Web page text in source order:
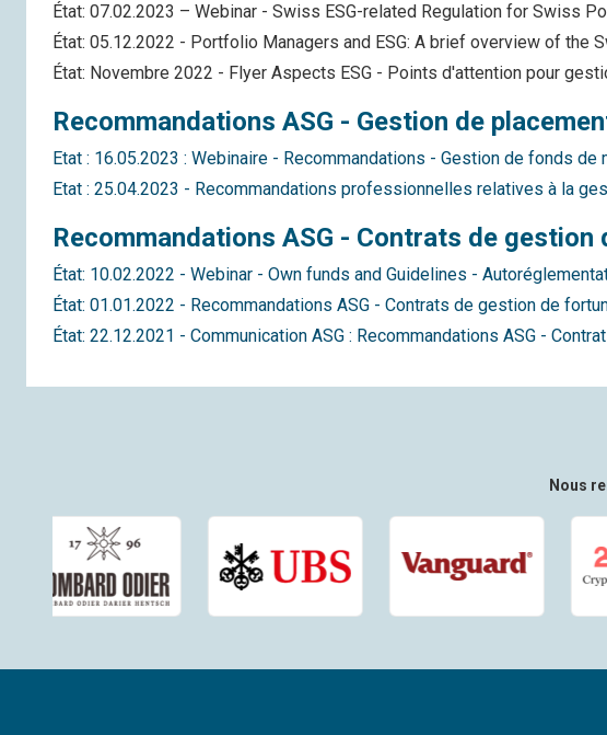
État: 07.02.2023 – Webinar - Swiss ESG-related Regulation for Swiss
État: 05.12.2022 - Portfolio Managers and ESG: A brief overview of the
État: Novembre 2022 - Flyer Aspects ESG - Points d'attention pour
Recommandations ASG - Gestion de
Etat : 16.05.2023 : Webinaire - Recommandations - Gestion de fonds de
Etat : 25.04.2023 - Recommandations professionnelles relatives à la
Recommandations ASG - Contrats de
État: 10.02.2022 - Webinar - Own funds and Guidelines -
État: 01.01.2022 - Recommandations ASG - Contrats de gestion de
État: 22.12.2021 - Communication ASG : Recommandations ASG -
Nous